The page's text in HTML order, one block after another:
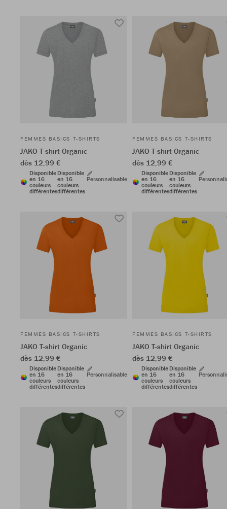
FEMMES BASICS T-SHIRTS
JAKO T-shirt Organic
dès 12,99 €
Disponible
en 16
couleurs
différentes
Disponible
en 16
couleurs
différentes
Personnalisable
FEMMES BASICS T-SHIRTS
JAKO T-shirt Organic
dès 12,99 €
Disponible
en 16
couleurs
différentes
Disponible
en 16
couleurs
différentes
FEMMES BASICS T-SHIRTS
JAKO T-shirt Organic
dès 12,99 €
Disponible
en 16
couleurs
différentes
Disponible
en 16
couleurs
différentes
Personnalisable
FEMMES BASICS T-SHIRTS
JAKO T-shirt Organic
dès 12,99 €
Disponible
en 16
couleurs
différentes
Disponible
en 16
couleurs
différentes